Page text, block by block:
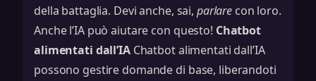
della battaglia. Devi anche, sai, parlare con loro.
Anche l’IA può aiutare con questo! Chatbot
alimentati dall’IA Chatbot alimentati dall’IA
possono gestire domande di base, liberandoti